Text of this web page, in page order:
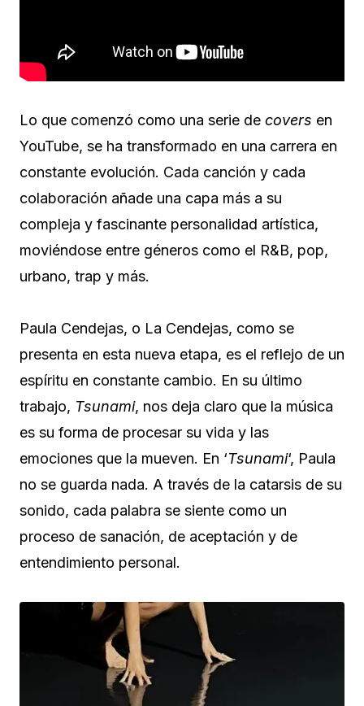
Lo que comenzó como una serie de covers en
YouTube, se ha transformado en una carrera en
constante evolución. Cada canción y cada
colaboración añade una capa más a su
compleja y fascinante personalidad artística,
moviéndose entre géneros como el R&B, pop,
urbano, trap y más.
Paula Cendejas, o La Cendejas, como se
presenta en esta nueva etapa, es el reflejo de un
espíritu en constante cambio. En su último
trabajo, Tsunami, nos deja claro que la música
es su forma de procesar su vida y las
emociones que la mueven. En ‘Tsunami‘, Paula
no se guarda nada. A través de la catarsis de su
sonido, cada palabra se siente como un
proceso de sanación, de aceptación y de
entendimiento personal.